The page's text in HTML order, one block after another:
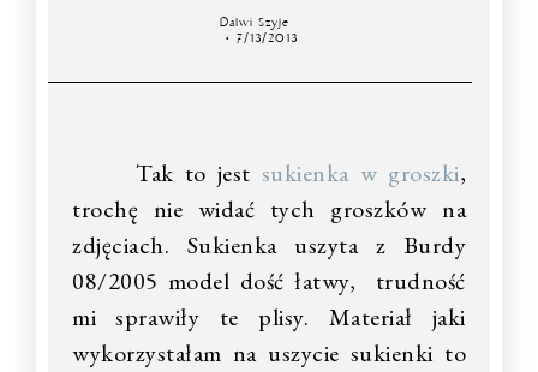
Dalwi Szyje
7/13/2013
Tak to jest sukienka w groszki,
trochę nie widać tych groszków na
zdjęciach. Sukienka uszyta z Burdy
08/2005 model dość łatwy, trudność
mi sprawiły te plisy. Materiał jaki
wykorzystałam na uszycie sukienki to